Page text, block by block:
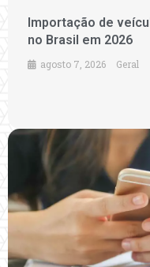
Importação de
no Brasil em 2026
agosto 7, 2026 Geral